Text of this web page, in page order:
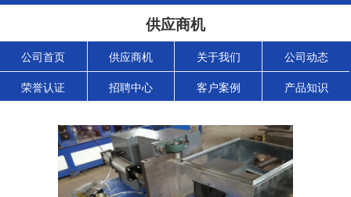
供应商机
公司首页 供应商机 关于我们 公司动态
荣誉认证 招聘中心 客户案例 产品知识